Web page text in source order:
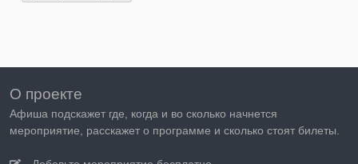
О проекте
Афиша подскажет где, когда и во сколько начнется
мероприятие, расскажет о программе и сколько стоят билеты.